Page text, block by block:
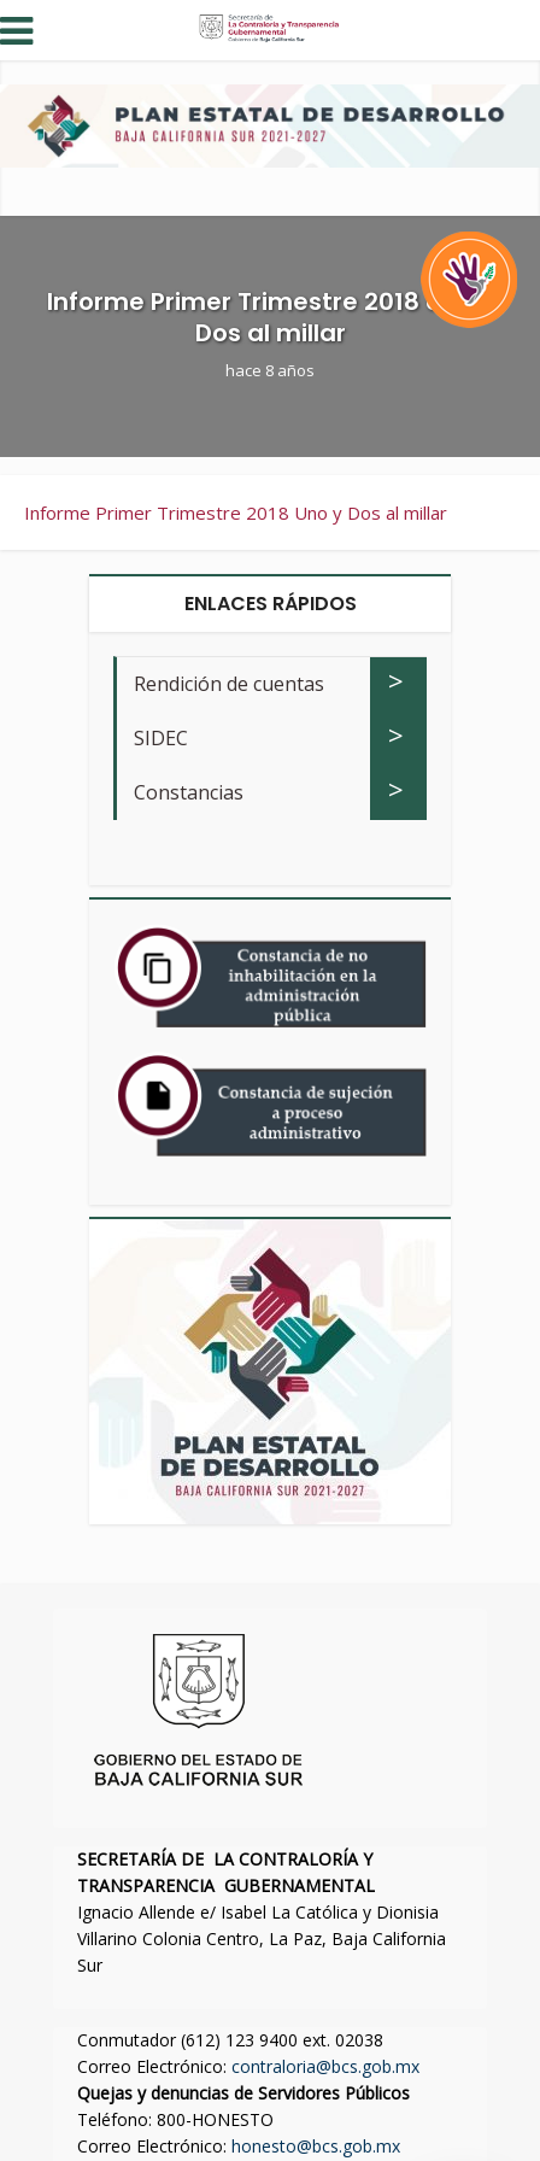
Informe Primer Trimestre 2018 Uno y
Dos al millar
hace 8 años
Informe Primer Trimestre 2018 Uno y Dos al millar
ENLACES RÁPIDOS
Rendición de cuentas >
SIDEC >
Constancias >
SECRETARÍA DE LA CONTRALORÍA Y
TRANSPARENCIA GUBERNAMENTAL
Ignacio Allende e/ Isabel La Católica y Dionisia
Villarino Colonia Centro, La Paz, Baja California
Sur
Conmutador (612) 123 9400 ext. 02038
Correo Electrónico: contraloria@bcs.gob.mx
Quejas y denuncias de Servidores Públicos
Teléfono: 800-HONESTO
Correo Electrónico: honesto@bcs.gob.mx